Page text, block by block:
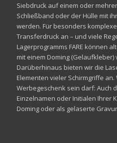
Siebdruck auf einem oder
Schließband oder der Hülle mit
werden. Für besonders
Transferdruck an – und viele
Lagerprogramms FARE können
mit einem Doming
Darüberhinaus bieten wir die
Elementen vieler Schirmgriffe
Werbegeschenk sein darf: Auch
Einzelnamen oder Initialen Ihrer
Doming oder als gelaserte